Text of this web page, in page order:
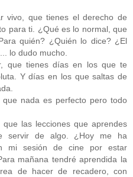
vivo, que tienes el derecho de
para ti. ¿Qué es lo normal, que
quién? ¿Quién lo dice? ¿El
lo dudo mucho.
que tienes días en los que te
Y días en los que saltas de
nada es perfecto pero todo
las lecciones que aprendes
servir de algo. ¿Hoy me ha
mi sesión de cine por estar
mañana tendré aprendida la
de hacer de recadero, con